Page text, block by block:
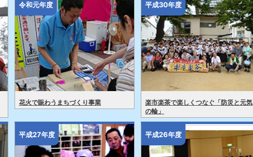
令和元年度
花火で賑わうまちづくり事業
平成30年度
楽市楽茶で楽しくつなぐ「防災と元気
の輪」
平成27年度 平成26年度